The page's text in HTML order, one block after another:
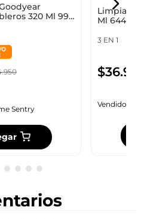
320 Ml 991-
.950
Sentry
Ml
3 EN 1
$36.
Vendido